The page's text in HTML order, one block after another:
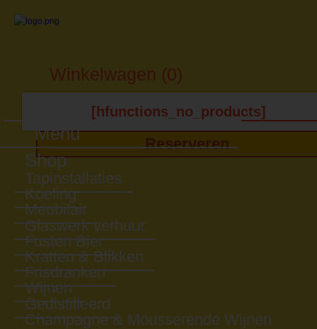
Winkelwagen (0)
[hfunctions_no_products]
Reserveren
Menu
Shop
Tapinstallaties
Koeling
Meubilair
Glaswerk verhuur
Fusten Bier
Kratten & Blikken
Frisdranken
Wijnen
Gedistilleerd
Champagne & Mousserende Wijnen